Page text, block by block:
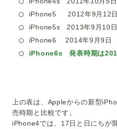
iPhone5 2012年9月12
iPhone5s 2013年9月10
iPhone6 2014年9月9日
iPhone6s 発表時期は
上の表は、Appleからの新型
売時期と比較です。
iPhone4では、17日と日にちが